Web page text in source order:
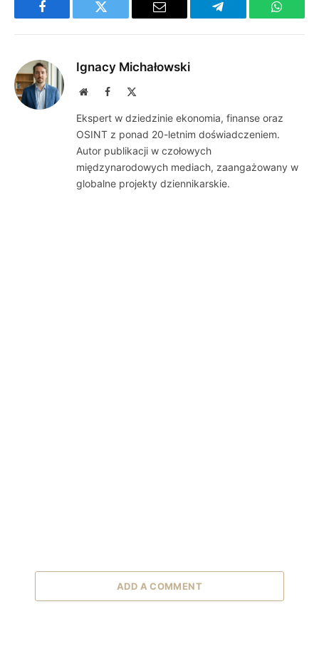
Facebook Twitter Email Telegram
Ignacy Michałowski
WebsiteFacebook
Ekspert w dziedzinie ekonomia, finanse oraz
OSINT z ponad 20-letnim doświadczeniem.
Autor publikacji w czołowych
międzynarodowych mediach, zaangażowany w
globalne projekty dziennikarskie.
ADD A COMMENT